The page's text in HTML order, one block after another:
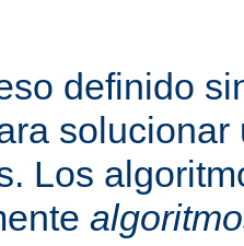
definido
Los